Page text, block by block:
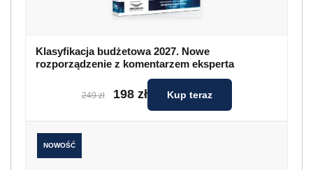
Klasyfikacja budżetowa 2027. Nowe
rozporządzenie z komentarzem eksperta
249 zł 198 zł Kup teraz
NOWOŚĆ